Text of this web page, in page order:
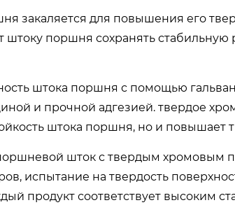
закаляется для повышения его
поршня сохранять стабильную
штока поршня с помощью
и прочной адгезией. твердое
штока поршня, но и повышает
шток с твердым хромовым
испытание на твердость
продукт соответствует высоким